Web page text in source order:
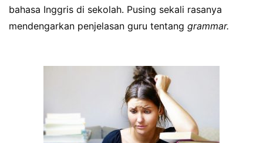
bahasa Inggris di sekolah. Pusing sekali rasanya
mendengarkan penjelasan guru tentang grammar.